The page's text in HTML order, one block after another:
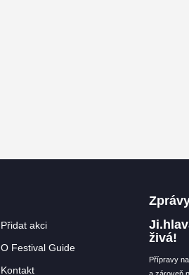
Přidat akci
O Festival Guide
Kontakt
živá!
Přípravy